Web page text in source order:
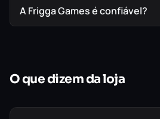
A Frigga Games é confiável?
O que dizem da loja